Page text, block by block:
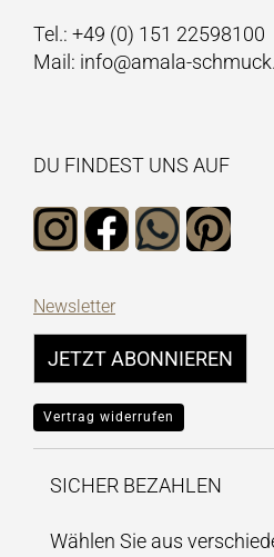
Tel.: +49 (0) 151 22598100
Mail: info@amala-
DU FINDEST UNS AUF
Newsletter
JETZT ABONNIEREN
Vertrag widerrufen
SICHER BEZAHLEN
Wählen Sie aus